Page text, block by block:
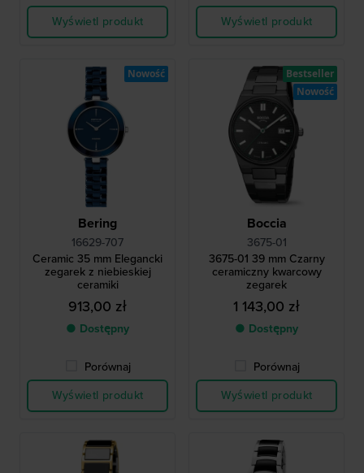
Wyświetl produkt
Wyświetl produkt
Bering
16629-707
Ceramic 35 mm Elegancki
zegarek z niebieskiej
ceramiki
913,00 zł
● Dostępny
Porównaj
Wyświetl produkt
Nowość
Boccia
3675-01
3675-01 39 mm Czarny
ceramiczny kwarcowy
zegarek
1 143,00 zł
● Dostępny
Porównaj
Wyświetl produkt
Bestseller
Nowość